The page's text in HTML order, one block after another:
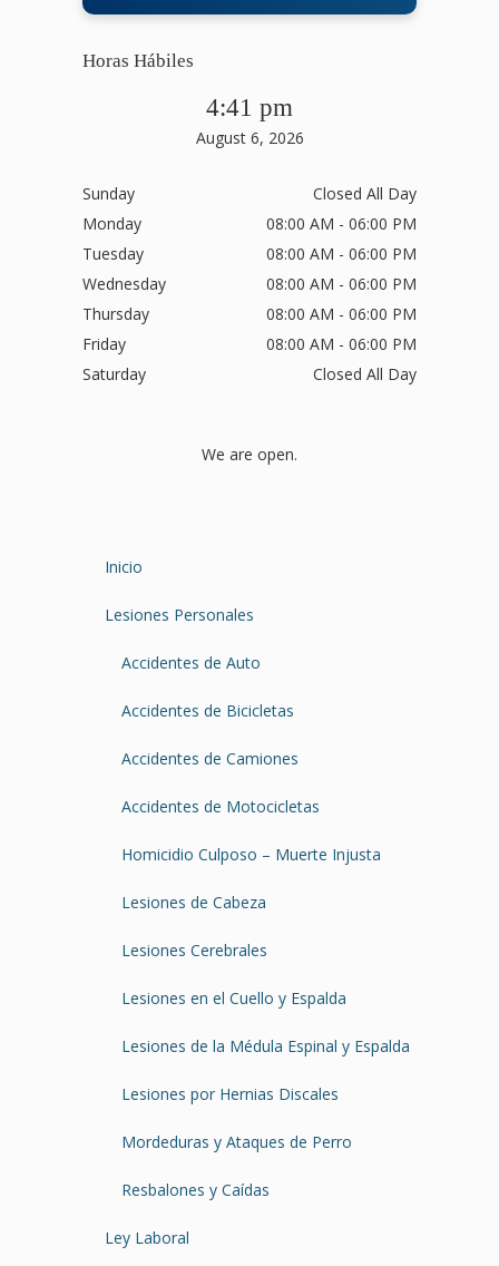
Horas Hábiles
4:41 pm
August 6, 2026
Sunday
Closed All Day
Monday
08:00 AM - 06:00 PM
Tuesday
08:00 AM - 06:00 PM
Wednesday
08:00 AM - 06:00 PM
Thursday
08:00 AM - 06:00 PM
Friday
08:00 AM - 06:00 PM
Saturday
Closed All Day
We are open.
Inicio
Lesiones Personales
Accidentes de Auto
Accidentes de Bicicletas
Accidentes de Camiones
Accidentes de Motocicletas
Homicidio Culposo – Muerte Injusta
Lesiones de Cabeza
Lesiones Cerebrales
Lesiones en el Cuello y Espalda
Lesiones de la Médula Espinal y Espalda
Lesiones por Hernias Discales
Mordeduras y Ataques de Perro
Resbalones y Caídas
Ley Laboral